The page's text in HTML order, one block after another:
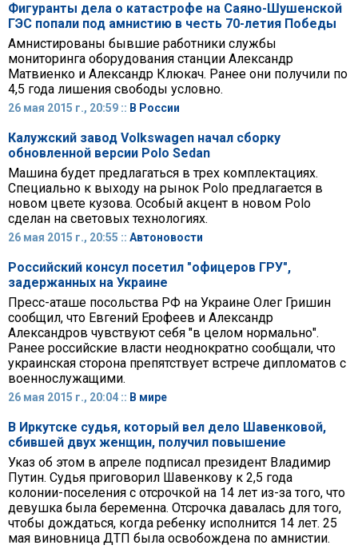
Фигуранты дела о катастрофе на Саяно-Шушенской
ГЭС попали под амнистию в честь 70-летия Победы
Амнистированы бывшие работники службы
мониторинга оборудования станции Александр
Матвиенко и Александр Клюкач. Ранее они получили по
4,5 года лишения свободы условно.
26 мая 2015 г., 20:59 :: В России
Калужский завод Volkswagen начал сборку
обновленной версии Polo Sedan
Машина будет предлагаться в трех комплектациях.
Специально к выходу на рынок Polo предлагается в
новом цвете кузова. Особый акцент в новом Polo
сделан на световых технологиях.
26 мая 2015 г., 20:55 :: Автоновости
Российский консул посетил "офицеров ГРУ",
задержанных на Украине
Пресс-аташе посольства РФ на Украине Олег Гришин
сообщил, что Евгений Ерофеев и Александр
Александров чувствуют себя "в целом нормально".
Ранее российские власти неоднократно сообщали, что
украинская сторона препятствует встрече дипломатов с
военнослужащими.
26 мая 2015 г., 20:04 :: В мире
В Иркутске судья, который вел дело Шавенковой,
сбившей двух женщин, получил повышение
Указ об этом в апреле подписал президент Владимир
Путин. Судья приговорил Шавенкову к 2,5 года
колонии-поселения с отсрочкой на 14 лет из-за того, что
девушка была беременна. Отсрочка давалась для того,
чтобы дождаться, когда ребенку исполнится 14 лет. 25
мая виновница ДТП была освобождена по амнистии.